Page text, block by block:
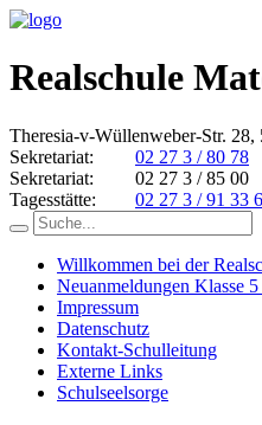
Realschule
Theresia-v-Wüllenweber-Str.
Sekretariat:
02 27 3 / 80 78
Sekretariat:
02 27 3 / 85 00
Tagesstätte:
02 27 3 / 91 33
Willkommen bei der
Neuanmeldungen Klasse
Impressum
Datenschutz
Kontakt-Schulleitung
Externe Links
Schulseelsorge